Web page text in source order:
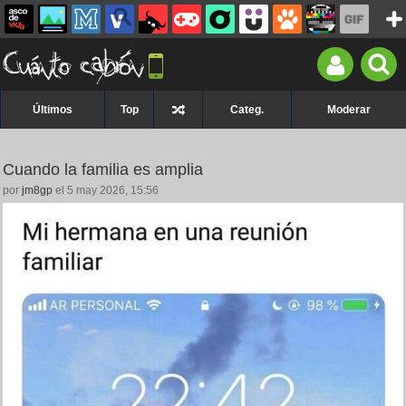
Últimos Top Categ. Moderar
Cuando la familia es amplia
por jm8gp el 5 may 2026, 15:56